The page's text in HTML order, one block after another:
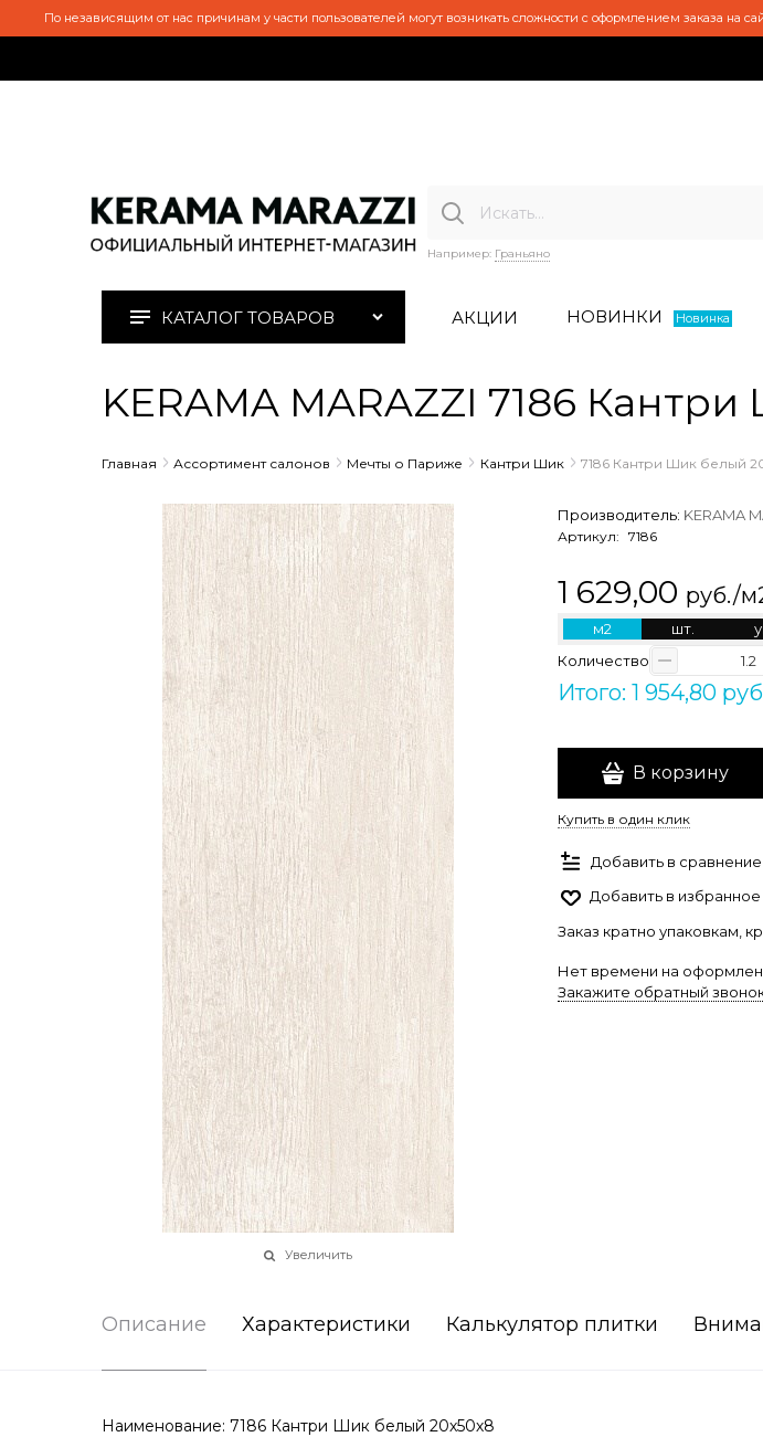
По независящим от нас причинам у части пользователей могут возникать сложности с оформлением заказа на
Например: Граньяно
КАТАЛОГ ТОВАРОВ АКЦИИ НОВИНКИ Новинка
KERAMA MARAZZI 7186
Главная Ассортимент салонов Мечты о Париже Кантри Шик 7186 Кантри Шик белый
Увеличить
Производитель: KERAMA
Артикул: 7186
1 629,00 руб./
м2 шт.
Количество
Итого: 1 954,80
В корзину
Купить в один клик
Добавить в сравнение
Добавить в избранное
Заказ кратно упаковкам,
Нет времени на
Закажите обратный
Описание Характеристики Калькулятор плитки
Наименование: 7186 Кантри Шик белый 20х50х8